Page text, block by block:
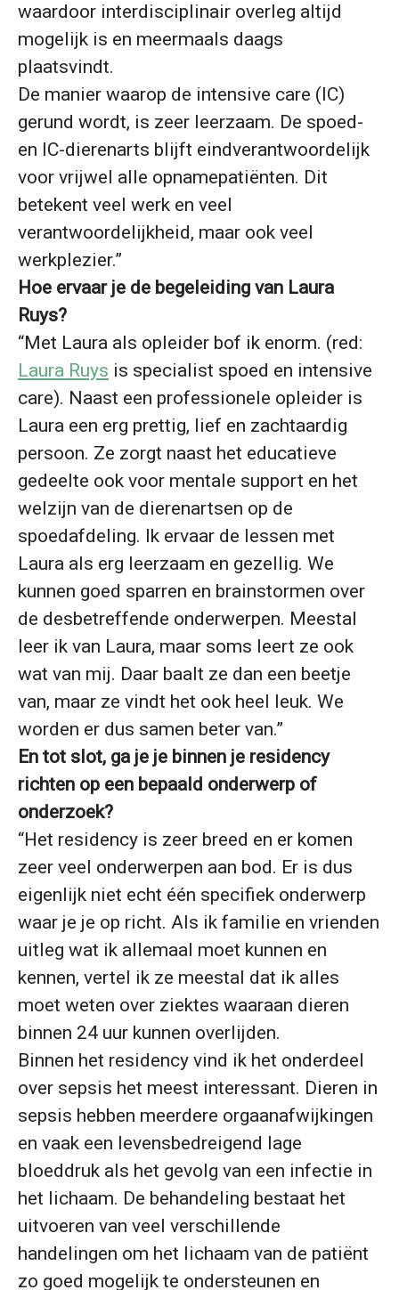
waardoor interdisciplinair overleg altijd
mogelijk is en meermaals daags
plaatsvindt.
De manier waarop de intensive care (IC)
gerund wordt, is zeer leerzaam. De spoed-
en IC-dierenarts blijft eindverantwoordelijk
voor vrijwel alle opnamepatiënten. Dit
betekent veel werk en veel
verantwoordelijkheid, maar ook veel
werkplezier.”
Hoe ervaar je de begeleiding van Laura
Ruys?
“Met Laura als opleider bof ik enorm. (red:
Laura Ruys is specialist spoed en intensive
care). Naast een professionele opleider is
Laura een erg prettig, lief en zachtaardig
persoon. Ze zorgt naast het educatieve
gedeelte ook voor mentale support en het
welzijn van de dierenartsen op de
spoedafdeling. Ik ervaar de lessen met
Laura als erg leerzaam en gezellig. We
kunnen goed sparren en brainstormen over
de desbetreffende onderwerpen. Meestal
leer ik van Laura, maar soms leert ze ook
wat van mij. Daar baalt ze dan een beetje
van, maar ze vindt het ook heel leuk. We
worden er dus samen beter van.”
En tot slot, ga je je binnen je residency
richten op een bepaald onderwerp of
onderzoek?
“Het residency is zeer breed en er komen
zeer veel onderwerpen aan bod. Er is dus
eigenlijk niet echt één specifiek onderwerp
waar je je op richt. Als ik familie en vrienden
uitleg wat ik allemaal moet kunnen en
kennen, vertel ik ze meestal dat ik alles
moet weten over ziektes waaraan dieren
binnen 24 uur kunnen overlijden.
Binnen het residency vind ik het onderdeel
over sepsis het meest interessant. Dieren in
sepsis hebben meerdere orgaanafwijkingen
en vaak een levensbedreigend lage
bloeddruk als het gevolg van een infectie in
het lichaam. De behandeling bestaat het
uitvoeren van veel verschillende
handelingen om het lichaam van de patiënt
zo goed mogelijk te ondersteunen en